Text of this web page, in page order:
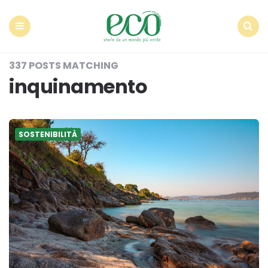
337 POSTS MATCHING
inquinamento
SOSTENIBILITÀ